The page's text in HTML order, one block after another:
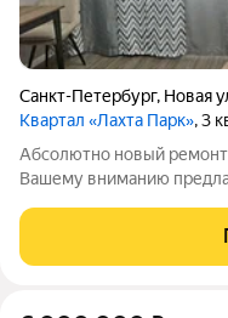
Санкт-Петербург, Новая
Квартал «Лахта Парк», 3
Абсолютно новый
Вашему вниманию
перспективной и
и при этом окруженное